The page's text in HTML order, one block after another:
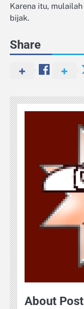
Karena itu,
bijak.
Share
About